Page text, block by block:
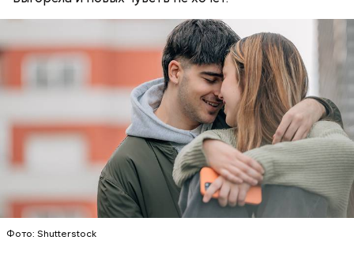
Фото: Shutterstock
растительное масло;
помидоры черри либо грунтовые.
— Там может содержаться огромное количество
нитратов, которое вызовет головокружение,
гипоксию и ухудшение физического состояния, —
предостерегла Соломатина.